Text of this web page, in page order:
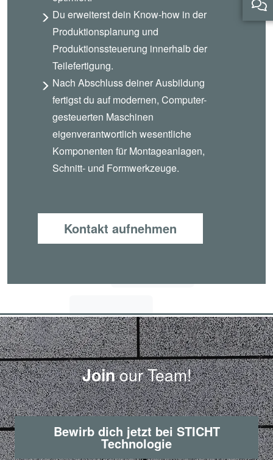
Du erweiterst dein Know-how in der
Produktionsplanung und
Produktionssteuerung innerhalb der
Teilefertigung.
Nach Abschluss deiner Ausbildung
fertigst du auf modernen, Computer-
gesteuerten Maschinen
eigenverantwortlich wesentliche
Komponenten für Montageanlagen,
Schnitt- und Formwerkzeuge.
Kontakt aufnehmen
Joinour Team!
Bewirb dich jetzt bei STICHT
Technologie